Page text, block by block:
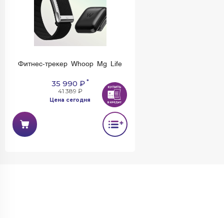
Фитнес-трекер Whoop Mg Life
35 990 ₽*
41 389 ₽
Цена сегодня